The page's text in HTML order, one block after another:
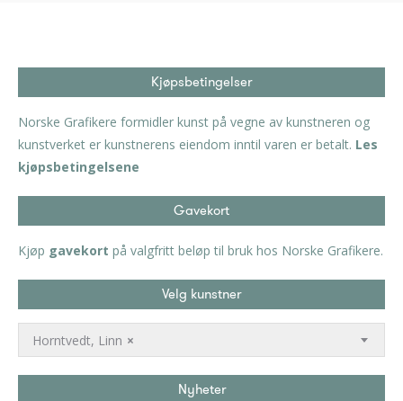
Kjøpsbetingelser
Norske Grafikere formidler kunst på vegne av kunstneren og
kunstverket er kunstnerens eiendom inntil varen er betalt. Les
kjøpsbetingelsene
Gavekort
Kjøp gavekort på valgfritt beløp til bruk hos Norske Grafikere.
Velg kunstner
×
Horntvedt, Linn
Nyheter